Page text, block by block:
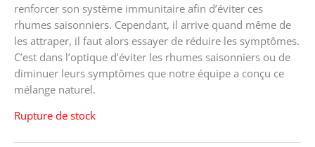
renforcer son système immunitaire afin d’éviter ces
rhumes saisonniers. Cependant, il arrive quand même de
les attraper, il faut alors essayer de réduire les symptômes.
C’est dans l’optique d’éviter les rhumes saisonniers ou de
diminuer leurs symptômes que notre équipe a conçu ce
mélange naturel.
Rupture de stock